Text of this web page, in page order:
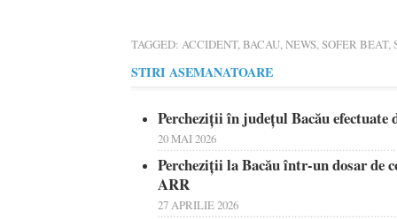
TAGGED: ACCIDENT,BACAU,NEWS,SOFER BEAT,
STIRI ASEMANATOARE
Percheziţii în judeţul Bacău
20 MAI 2026
Percheziţii la Bacău într-un dosar de
ARR
27 APRILIE 2026